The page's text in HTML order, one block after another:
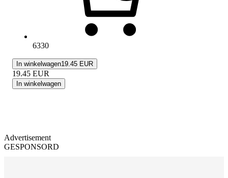
6330
In winkelwagen19.45 EUR
19.45 EUR
In winkelwagen
Advertisement
GESPONSORD